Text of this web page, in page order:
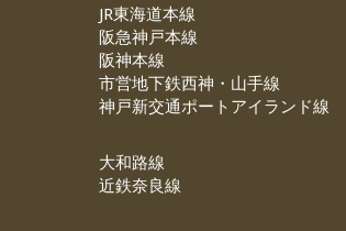
JR東海道本線
阪急神戸本線
阪神本線
市営地下鉄西神・山手線
神戸新交通ポートアイランド線
大和路線
近鉄奈良線